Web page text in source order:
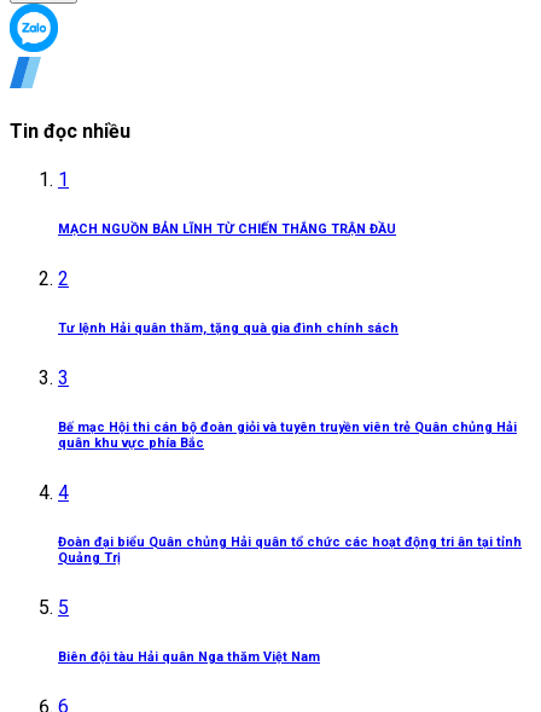
Tin đọc nhiều
1
MẠCH NGUỒN BẢN LĨNH TỪ CHIẾN THẮNG TRẬN ĐẦU
2
Tư lệnh Hải quân thăm, tặng quà gia đình chính sách
3
Bế mạc Hội thi cán bộ đoàn giỏi và tuyên truyền viên trẻ Quân chủng Hải
quân khu vực phía Bắc
4
Đoàn đại biểu Quân chủng Hải quân tổ chức các hoạt động tri ân tại tỉnh
Quảng Trị
5
Biên đội tàu Hải quân Nga thăm Việt Nam
6